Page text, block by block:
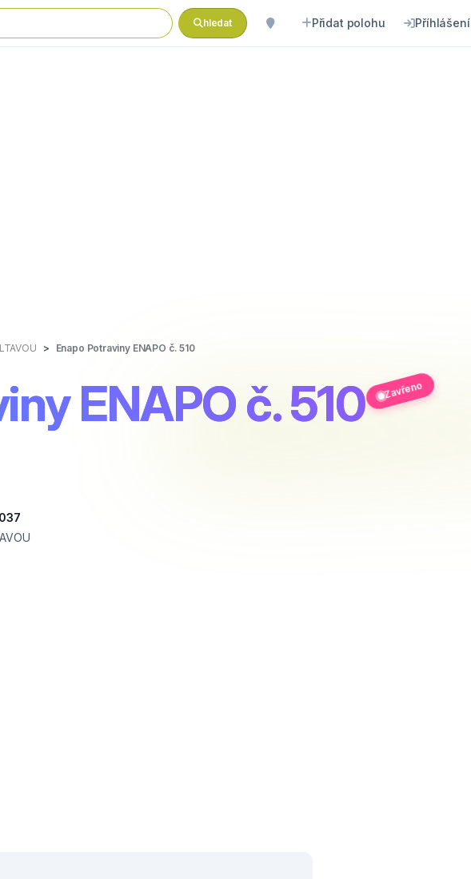
hledat Přidat polohu Příhlášení
Enapo Potraviny ENAPO č. 510
ENAPO č. 510 Zavřeno